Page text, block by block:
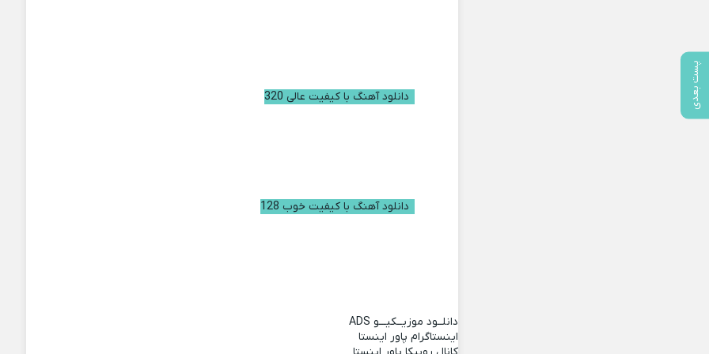
پست بعدی دانلود آهنگ با کیفیت عالی 320
دانلود آهنگ با کیفیت خوب 128
دانلــود موزیــکیـــو ADS
اینستاگرام پاور اینستا